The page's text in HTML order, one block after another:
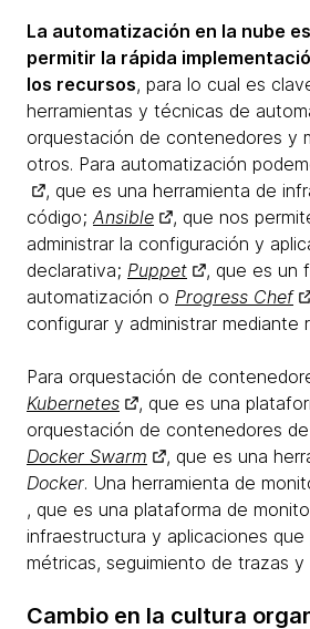
La automatización en la nube
permitir la rápida
los recursos, para lo cual es
herramientas y técnicas de
orquestación de contenedores y
otros. Para automatización
, que es una herramienta de
código; Ansible
, que nos
administrar la configuración y
declarativa; Puppet
, que es un
automatización o Progress Chef
configurar y administrar mediante
Para orquestación de
Kubernetes
, que es una
orquestación de contenedores
Docker Swarm
, que es una
Docker. Una herramienta de
, que es una plataforma de
infraestructura y aplicaciones que
métricas, seguimiento de trazas y
Cambio en la cultura